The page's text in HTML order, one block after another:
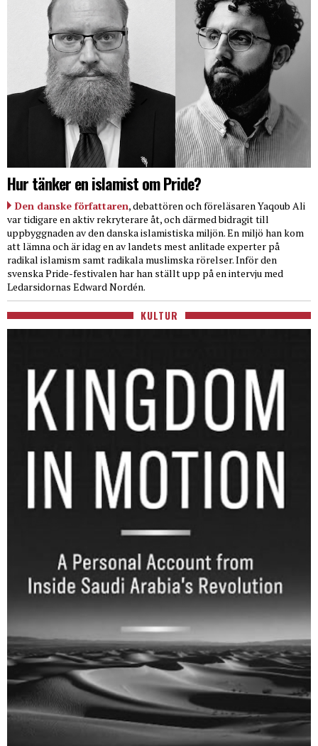
Hur tänker en islamist om Pride?
Den danske författaren, debattören och föreläsaren Yaqoub Ali
var tidigare en aktiv rekryterare åt, och därmed bidragit till
uppbyggnaden av den danska islamistiska miljön. En miljö han kom
att lämna och är idag en av landets mest anlitade experter på
radikal islamism samt radikala muslimska rörelser. Inför den
svenska Pride-festivalen har han ställt upp på en intervju med
Ledarsidornas Edward Nordén.
KULTUR